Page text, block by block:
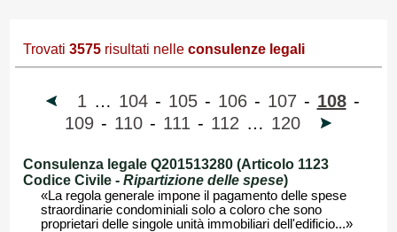
Trovati 3575 risultati nelle consulenze legali
1 … 104 - 105 - 106 - 107 - 108 -
109 - 110 - 111 - 112 … 120
Consulenza legale Q201513280 (Articolo 1123
Codice Civile - Ripartizione delle spese)
«La regola generale impone il pagamento delle spese
straordinarie condominiali solo a coloro che sono
proprietari delle singole unità immobiliari dell'edificio...»